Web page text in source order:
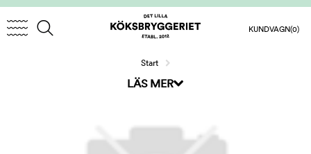
KUNDVAGN(0)
Start
LÄS MER